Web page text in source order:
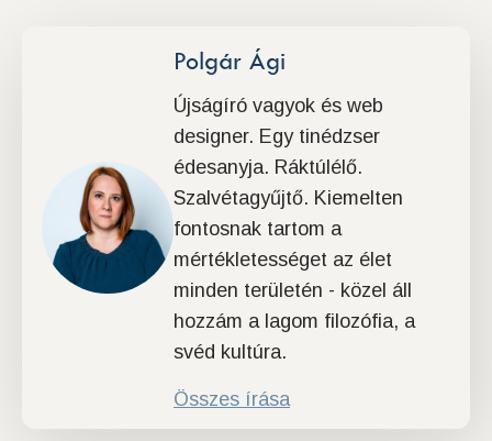
Polgár Ági
Újságíró vagyok és web
designer. Egy tinédzser
édesanyja. Ráktúlélő.
Szalvétagyűjtő. Kiemelten
fontosnak tartom a
mértékletességet az élet
minden területén - közel áll
hozzám a lagom filozófia, a
svéd kultúra.
Összes írása